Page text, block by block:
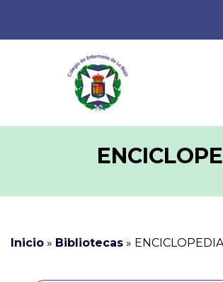
Inicio » Bibliotecas »